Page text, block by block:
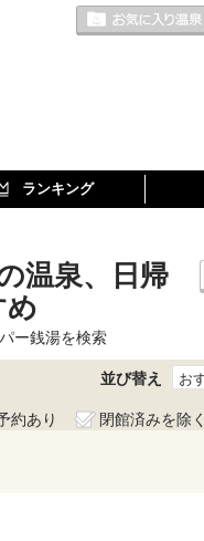
ランキング
温泉、日帰
め
ー銭湯を検索
並び替え お
約あり
閉館済みを除く